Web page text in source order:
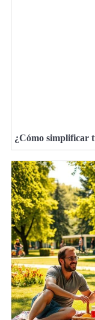
¿Cómo simplificar